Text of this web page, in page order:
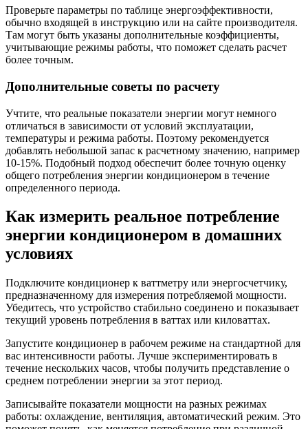
Проверьте параметры по таблице энергоэффективности,
обычно входящей в инструкцию или на сайте производителя.
Там могут быть указаны дополнительные коэффициенты,
учитывающие режимы работы, что поможет сделать расчет
более точным.
Дополнительные советы по расчету
Учтите, что реальные показатели энергии могут немного
отличаться в зависимости от условий эксплуатации,
температуры и режима работы. Поэтому рекомендуется
добавлять небольшой запас к расчетному значению, например
10-15%. Подобный подход обеспечит более точную оценку
общего потребления энергии кондиционером в течение
определенного периода.
Как измерить реальное потребление
энергии кондиционером в домашних
условиях
Подключите кондиционер к ваттметру или энергосчетчику,
предназначенному для измерения потребляемой мощности.
Убедитесь, что устройство стабильно соединено и показывает
текущий уровень потребления в ваттах или киловаттах.
Запустите кондиционер в рабочем режиме на стандартной для
вас интенсивности работы. Лучше экспериментировать в
течение нескольких часов, чтобы получить представление о
среднем потреблении энергии за этот период.
Записывайте показатели мощности на разных режимах
работы: охлаждение, вентиляция, автоматический режим. Это